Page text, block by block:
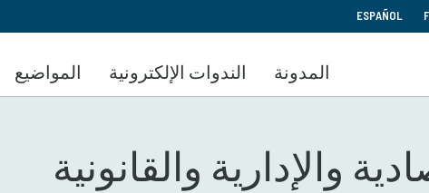
إلى
الرئيسي
ESPAÑOL
المدونة الندوات الإلكترونية المواضيع
والإدارية والقانونية